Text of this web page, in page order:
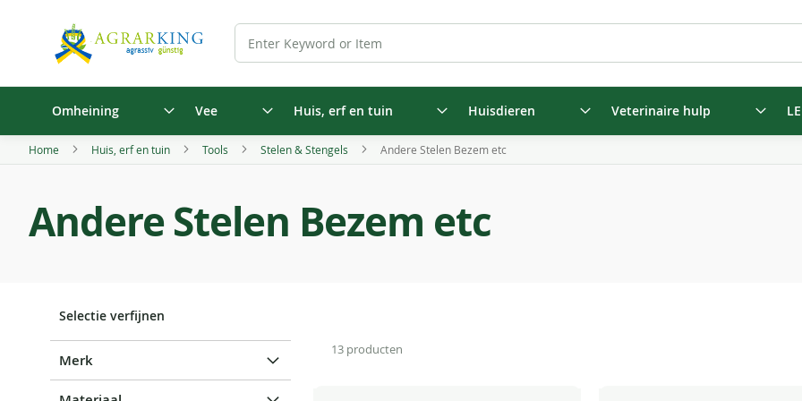
Omheining Vee Huis, erf en tuin Huisdieren Veterinaire hulp
Home Huis, erf en tuin Tools Stelen & Stengels Andere Stelen Bezem etc
Andere Stelen Bezem etc
13producten
Selectie verfijnen
Merk